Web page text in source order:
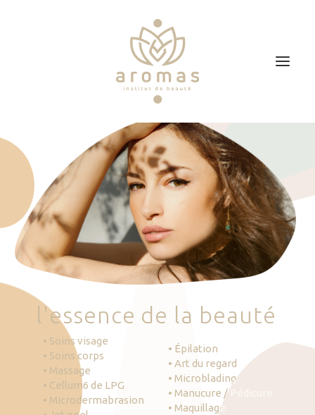
Soins
Je veux faire un bon cadeau
Plan d’accès
Prendre RDV
'essence de la beauté
• Soins visage
• Soins corps
• Massage
• Cellum6 de LPG
• Microdermabrasion
• Épilation
• Art du regard
• Microblading
• Manucure / Pédicure
• Maquillage